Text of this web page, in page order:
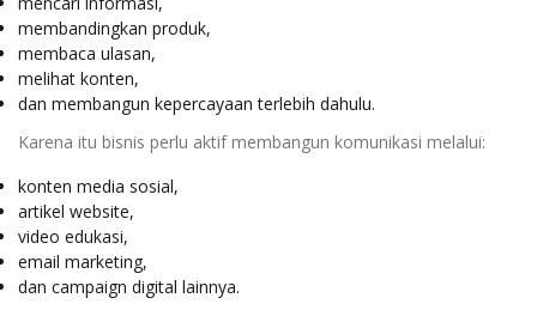
membandingkan produk,
membaca ulasan,
melihat konten,
dan membangun kepercayaan terlebih dahulu.
Karena itu bisnis perlu aktif membangun komunikasi melalui:
konten media sosial,
artikel website,
video edukasi,
email marketing,
dan campaign digital lainnya.